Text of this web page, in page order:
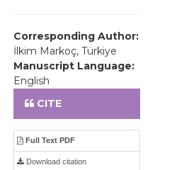
Corresponding Author:
İlkim Markoç, Türkiye
Manuscript Language:
English
CITE
Full Text PDF
Download citation